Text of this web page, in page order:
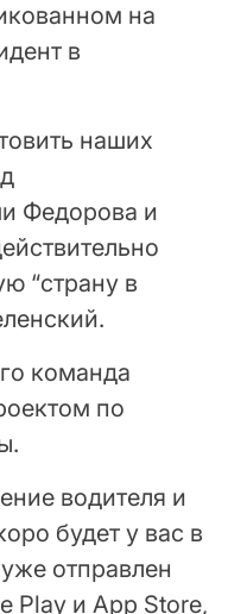
на
в
наших
Федорова и
“страну в
команда
по
водителя и
будет у вас в
отправлен
Play и App Store,